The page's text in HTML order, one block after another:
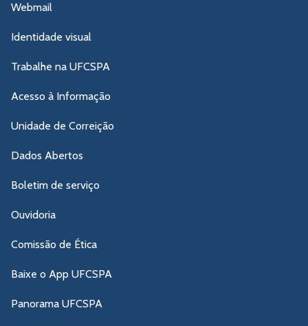
Webmail
Identidade visual
Trabalhe na UFCSPA
Acesso à Informação
Unidade de Correição
Dados Abertos
Boletim de serviço
Ouvidoria
Comissão de Ética
Baixe o App UFCSPA
Panorama UFCSPA